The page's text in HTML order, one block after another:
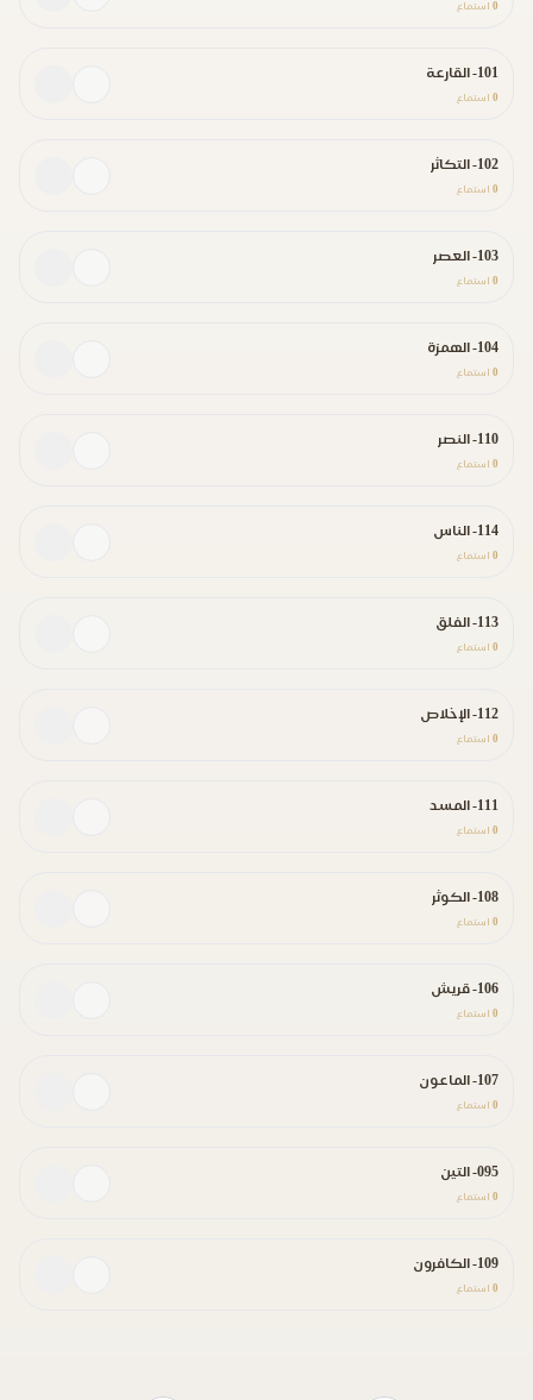
0 استماع
101- القارعة
0 استماع
102- التكاثر
0 استماع
103- العصر
0 استماع
104- الهمزة
0 استماع
110- النصر
0 استماع
114- الناس
0 استماع
113- الفلق
0 استماع
112- الإخلاص
0 استماع
111- المسد
0 استماع
108- الكوثر
0 استماع
106- قريش
0 استماع
107- الماعون
0 استماع
095- التين
0 استماع
109- الكافرون
0 استماع